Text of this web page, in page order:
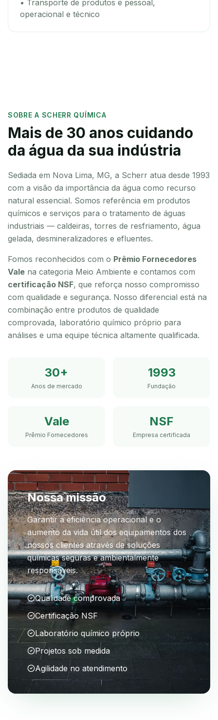
• Transporte de produtos e pessoal,
operacional e técnico
SOBRE A SCHERR QUÍMICA
Mais de 30 anos cuidando
da água da sua indústria
Sediada em Nova Lima, MG, a Scherr atua desde 1993
com a visão da importância da água como recurso
natural essencial. Somos referência em produtos
químicos e serviços para o tratamento de águas
industriais — caldeiras, torres de resfriamento, água
gelada, desmineralizadores e efluentes.
Fomos reconhecidos com o Prêmio Fornecedores
Vale na categoria Meio Ambiente e contamos com
certificação NSF, que reforça nosso compromisso
com qualidade e segurança. Nosso diferencial está na
combinação entre produtos de qualidade
comprovada, laboratório químico próprio para
análises e uma equipe técnica altamente qualificada.
30+
Anos de mercado
1993
Fundação
Vale
Prêmio Fornecedores
NSF
Empresa certificada
Nossa missão
Garantir a eficiência operacional e o
aumento da vida útil dos equipamentos dos
nossos clientes através de soluções
químicas seguras e ambientalmente
responsáveis.
Qualidade comprovada
Certificação NSF
Laboratório químico próprio
Projetos sob medida
Agilidade no atendimento